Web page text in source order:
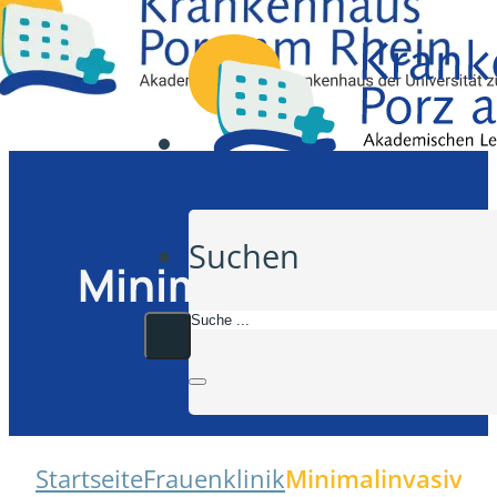
Suchen
Minimalinvasive
Chirurgie
StartseiteFrauenklinikMinimalinvasive